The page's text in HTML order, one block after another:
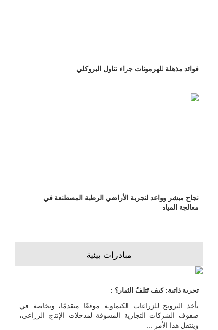
فوائد مذهلة للهرمونات جراء تناول البروكلي
نجاح مبشر وواعد لتجربة الأراضي الرطبة المصطنعة في
معالجة المياه
مبادرات بيئية
تجربة ذاتية: كيف تَتلفُ الثمار؟ :
يأخذ الترويج للزراعات الكيماوية موقعًا متقدمًا، وبخاصة في
صفوف الشركات التجارية المسوقة لمدخلات الإنتاج الزراعي،
وينتقل هذا الأمر ...